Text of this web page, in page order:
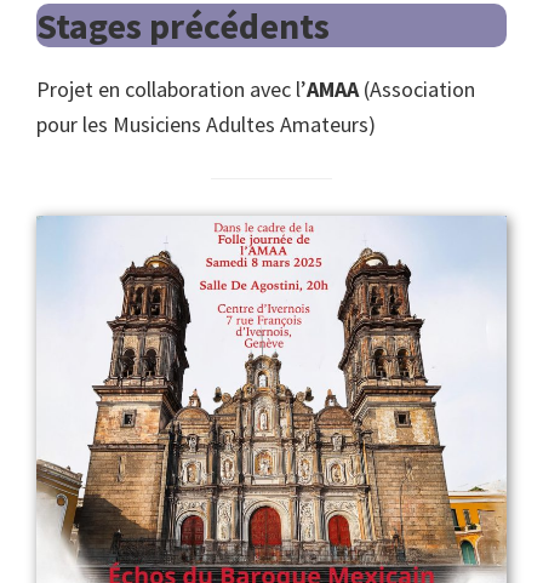
Stages précédents
Projet en collaboration avec l’AMAA(Association
pour les Musiciens Adultes Amateurs)